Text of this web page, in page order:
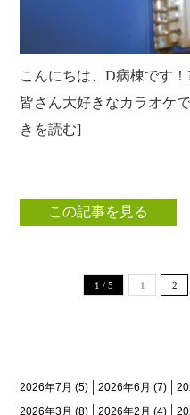
こんにちは、D病棟です
皆さん大好きなカラオケ
きを読む]
この記事を見る
1 / 5 1 2
2026年7月 (5) 2026年6月 (7)
2026年3月 (8) 2026年2月 (4)